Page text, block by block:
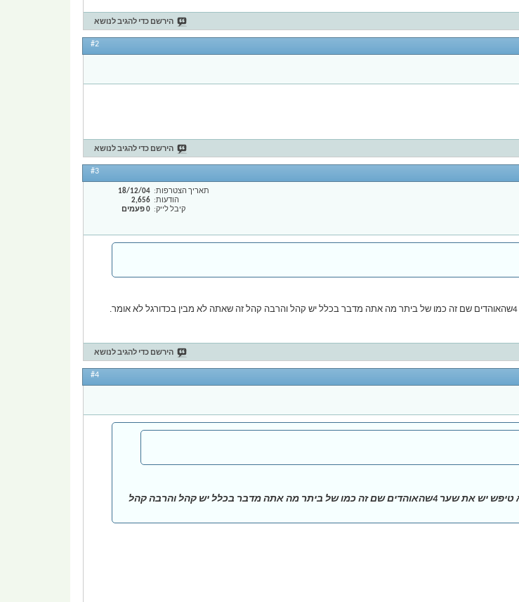
הירשם כדי להגיב לנושא
#2
הירשם כדי להגיב לנושא
#3
תאריך הצטרפות
18/12/04
הודעות
2,656
קיבל לייק
0 פעמים
הירשם כדי להגיב לנושא
#4
אחי תבוא למשחק אחד של הפועל כמו דרבי אם יש לך מקום לזוז בכלל יא טיפש יש את שער 4שהאוהדים שם זה כמו של ביתר מה אתה מדבר בכלל יש קהל והרבה קהל